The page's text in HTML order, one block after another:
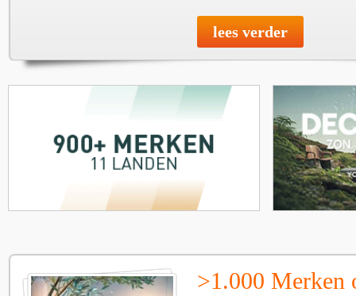
lees verder
>1.000 Merken